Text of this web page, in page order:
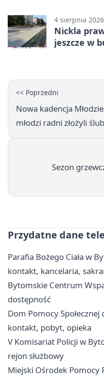
4 sierpnia 2026
Nickla
jeszcze w
<< Poprzedni
Nowa kadencja
młodzi radni złożyli
Sezon
Przydatne dane
Parafia Bożego Ciała w
kontakt, kancelaria,
Bytomskie Centrum
dostępność
Dom Pomocy
kontakt, pobyt, opieka
V Komisariat Policji w
rejon służbowy
Miejski Ośrodek Pomocy